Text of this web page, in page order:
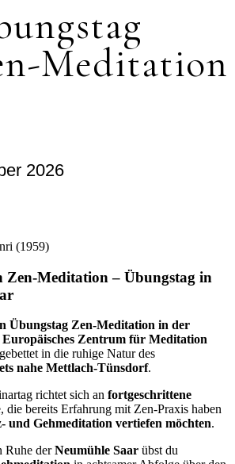
Meditation
2026
(1959)
Zen‑Meditation – Übungstag in
Übungstag Zen‑Meditation in der
Europäisches Zentrum für Meditation
in die ruhige Natur des
nahe Mettlach‑Tünsdorf.
richtet sich an fortgeschrittene
die bereits Erfahrung mit Zen‑Praxis haben
und Gehmeditation vertiefen möchten.
Ruhe derNeumühle Saar übst du